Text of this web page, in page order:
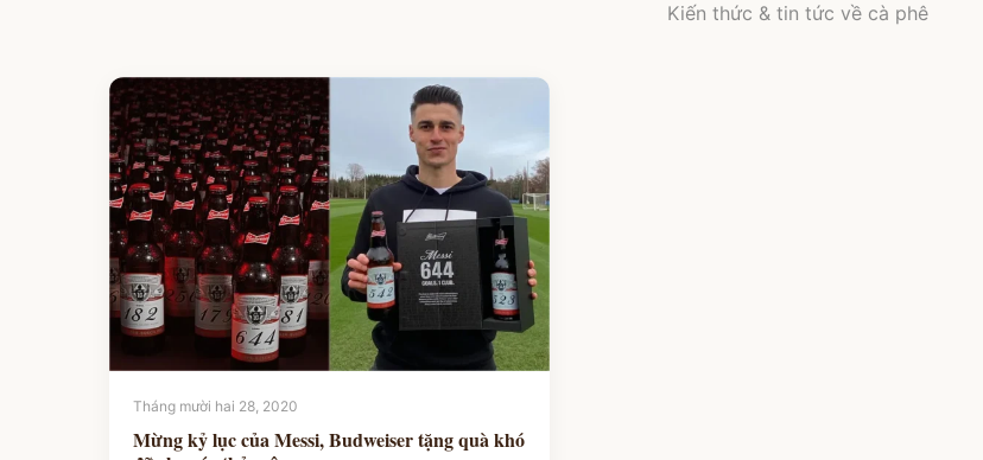
Kiến thức & tin tức về cà phê
Tháng mười hai 28, 2020
Mừng kỷ lục của Messi, Budweiser tặng quà khó